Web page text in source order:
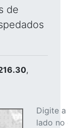
de
,
Digite
lado no